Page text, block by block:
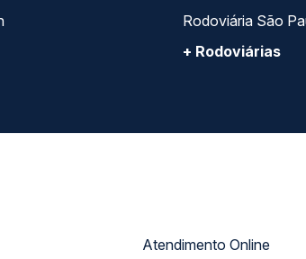
Rodoviária São
+ Rodoviárias
Atendimento Online